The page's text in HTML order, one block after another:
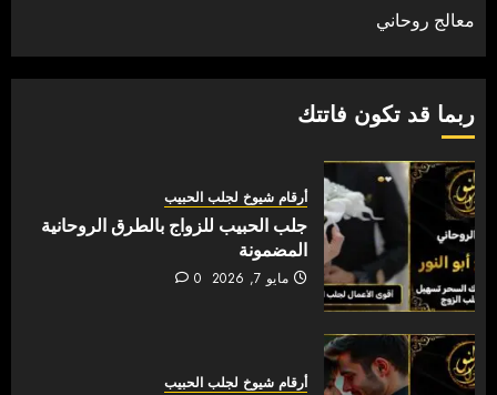
معالج روحاني
ربما قد تكون فاتتك
أرقام شيوخ لجلب الحبيب
جلب الحبيب للزواج بالطرق الروحانية
المضمونة
مايو 7, 2026 0
أرقام شيوخ لجلب الحبيب